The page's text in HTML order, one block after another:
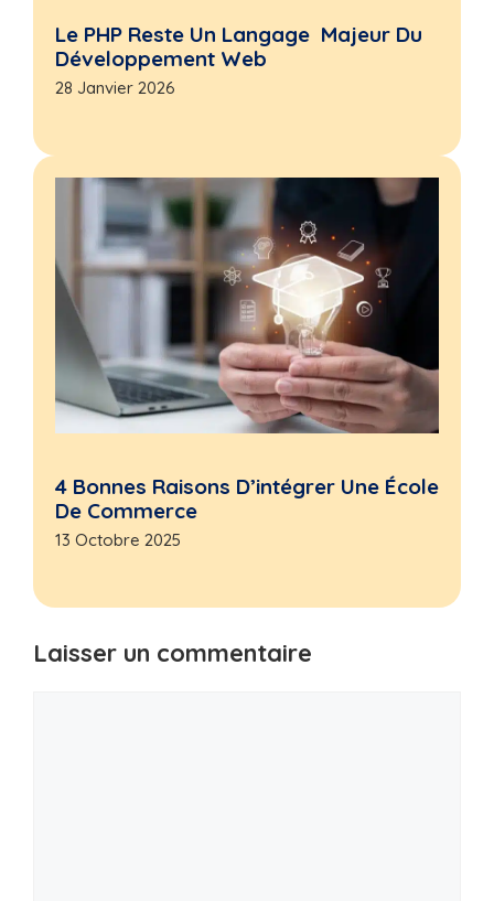
Le PHP Reste Un Langage Majeur Du
Développement Web
28 Janvier 2026
4 Bonnes Raisons D’intégrer Une École
De Commerce
13 Octobre 2025
Laisser un commentaire